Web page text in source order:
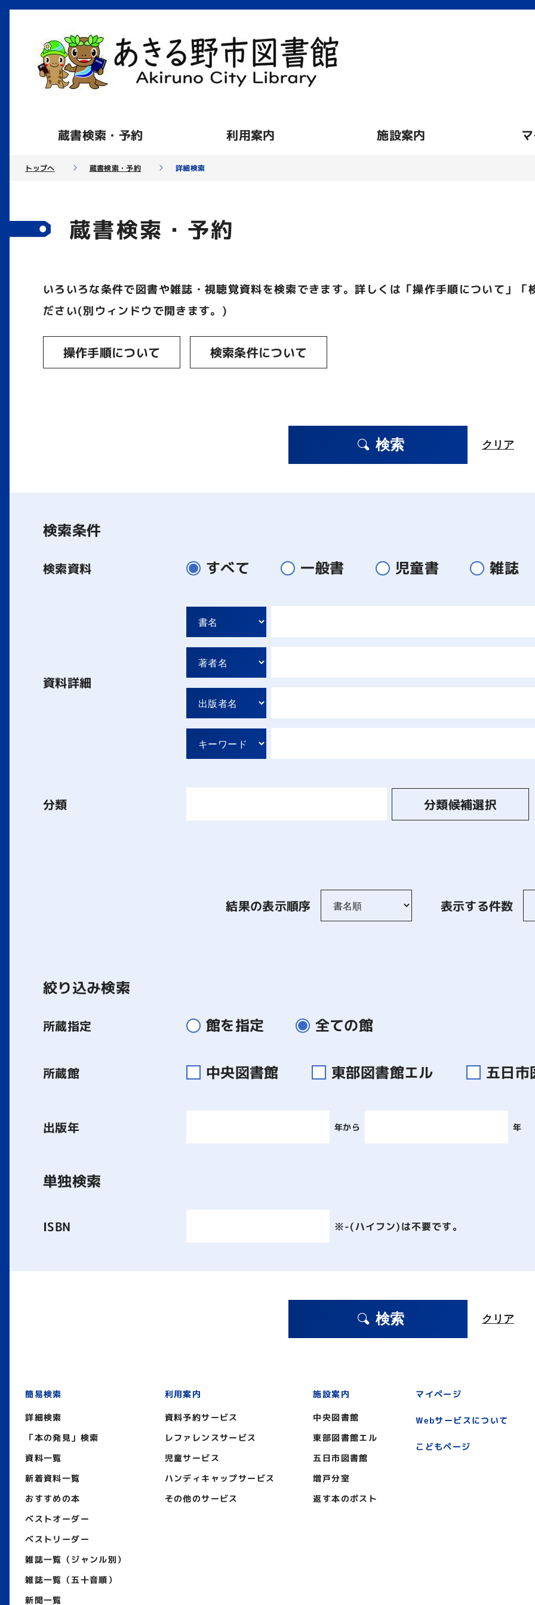
蔵書検索・予約 利用案内 施設案内
トップへ 蔵書検索・予約 詳細検索
蔵書検索・予約
いろいろな条件で図書や雑誌・視聴覚資料を検索できます。詳しくは「操作手順について」
ださい(別ウィンドウで開きます。)
操作手順について 検索条件について
検索 クリア
検索条件
検索資料 すべて 一般書 児童書 雑誌
資料詳細
分類 分類候補選択
結果の表示順序 表示する件数
絞り込み検索
所蔵指定 館を指定 全ての館
所蔵館 中央図書館 東部図書館エル 五日
出版年 年から 年
単独検索
ISBN ※-(ハイフン)は不要です。
検索 クリア
簡易検索
詳細検索
「本の発見」検索
資料一覧
新着資料一覧
おすすめの本
ベストオーダー
ベストリーダー
雑誌一覧（ジャンル別）
雑誌一覧（五十音順）
新聞一覧
利用案内
資料予約サービス
レファレンスサービス
児童サービス
ハンディキャップサービス
その他のサービス
施設案内
中央図書館
東部図書館エル
五日市図書館
増戸分室
返す本のポスト
マイページ
Webサービスについて
こどもページ